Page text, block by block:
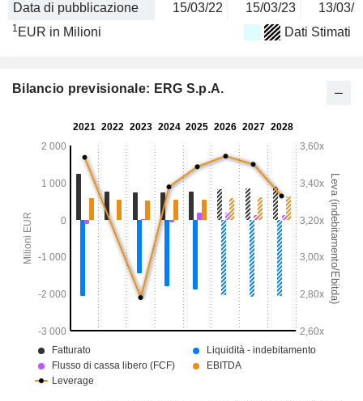
Data di pubblicazione 15/03/22 15/03/23 13/03/
1 EUR in Milioni Dati Stimati
Bilancio previsionale: ERG S.p.A.